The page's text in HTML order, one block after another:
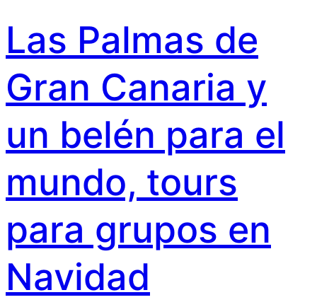
Las Palmas de
Gran Canaria y
un belén para el
mundo, tours
para grupos en
Navidad